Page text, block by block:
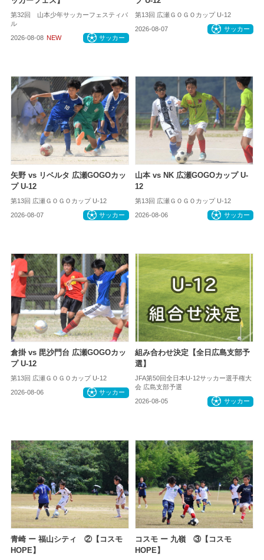
第32回 山本少年サッカーフェスティバ
ル
2026-08-08 NEW サッカー
第13回 広瀬ＧＯＧＯカップ U-12
2026-08-07 サッカー
矢野 vs リベルタ 広瀬GOGOカッ
プ U-12
第13回 広瀬ＧＯＧＯカップ U-12
2026-08-07 サッカー
山本 vs NK 広瀬GOGOカップ U-
12
第13回 広瀬ＧＯＧＯカップ U-12
2026-08-06 サッカー
倉掛 vs 毘沙門台 広瀬GOGOカッ
プ U-12
第13回 広瀬ＧＯＧＯカップ U-12
2026-08-06 サッカー
組み合わせ決定【全日広島支部予
選】
JFA第50回全日本U-12サッカー選手権大
会 広島支部予選
2026-08-05 サッカー
青崎 ー 福山シティ ②【コスモ
HOPE】
コスモ ー 九嶺 ③【コスモ
HOPE】